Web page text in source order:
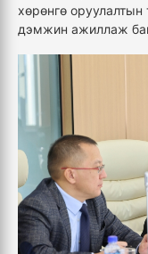
хөрөнгө оруулалтын
дэмжин ажиллаж